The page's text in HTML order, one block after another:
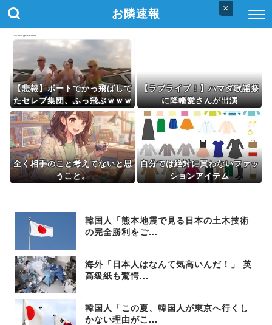
×
お隣速報
【悲報】ボートでかっ飛ばして
たセレブ集団、ふっ飛ぶｗｗｗ
ｗ
【ラブライブ！】ハマダ歌謡祭
に降幡愛さんが出演
全く相手のこと考えてないと思
うこと。
自分では絶対に買わないファッ
ションアイテム
韓国人「熊本地震で見る日本の土木技術
の完全勝利をご...
海外「日本人はなんて気高いんだ！」 英
高級紙も驚愕...
韓国人「この夏、韓国人が東京へ行くし
かない理由がこ...